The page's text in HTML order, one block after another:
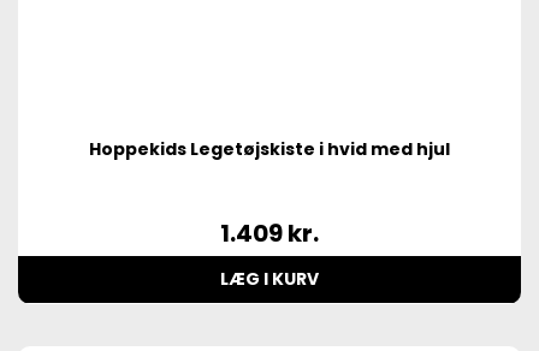
Hoppekids Legetøjskiste i hvid med hjul
1.409kr.
LÆG I KURV